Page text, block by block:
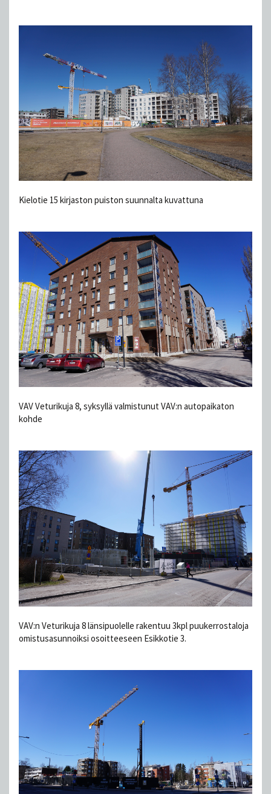
Kielotie 15 kirjaston puiston suunnalta kuvattuna
VAV Veturikuja 8, syksyllä valmistunut VAV:n autopaikaton
kohde
VAV:n Veturikuja 8 länsipuolelle rakentuu 3kpl puukerrostaloja
omistusasunnoiksi osoitteeseen Esikkotie 3.